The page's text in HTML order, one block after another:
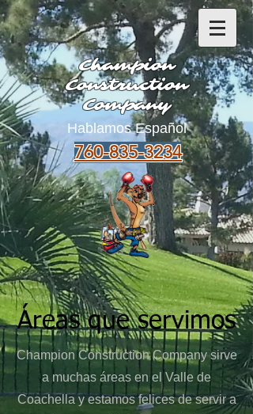
Champion
Construction
Company
Hablamos Español
760-835-3234
Áreas que servimos
Champion Construction Company sirve
a muchas áreas en el Valle de
Coachella y estamos felices de servir a